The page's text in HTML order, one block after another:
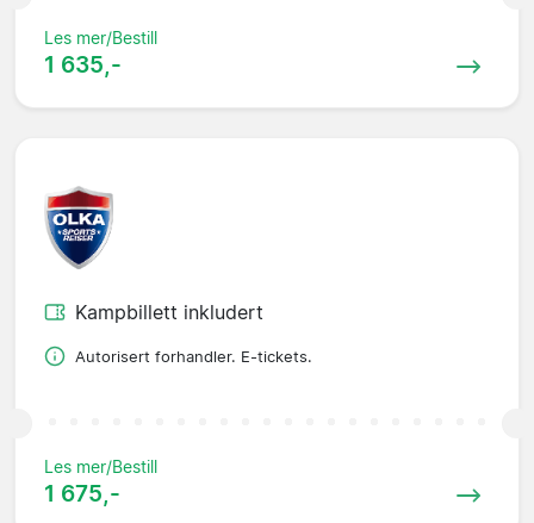
Les mer/Bestill
1 635,-
Kampbillett inkludert
Autorisert forhandler. E-tickets.
Les mer/Bestill
1 675,-